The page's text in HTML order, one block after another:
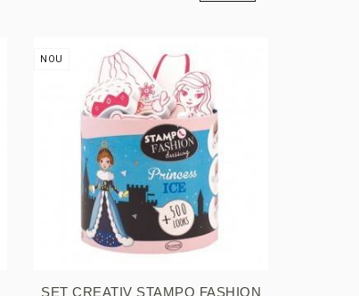
NOU
SET CREATIV STAMPO FASHION